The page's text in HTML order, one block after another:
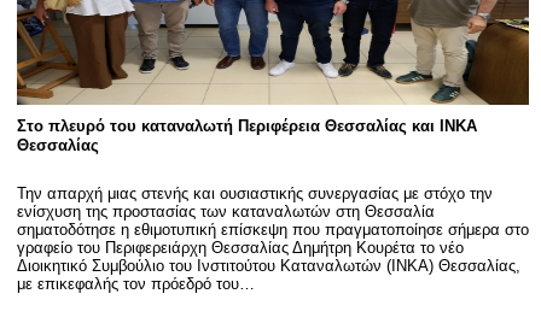
Στο πλευρό του καταναλωτή Περιφέρεια Θεσσαλίας και ΙΝΚΑ
Θεσσαλίας
Την απαρχή μιας στενής και ουσιαστικής συνεργασίας με στόχο την
ενίσχυση της προστασίας των καταναλωτών στη Θεσσαλία
σηματοδότησε η εθιμοτυπική επίσκεψη που πραγματοποίησε σήμερα στο
γραφείο του Περιφερειάρχη Θεσσαλίας Δημήτρη Κουρέτα το νέο
Διοικητικό Συμβούλιο του Ινστιτούτου Καταναλωτών (ΙΝΚΑ) Θεσσαλίας,
με επικεφαλής τον πρόεδρό του…